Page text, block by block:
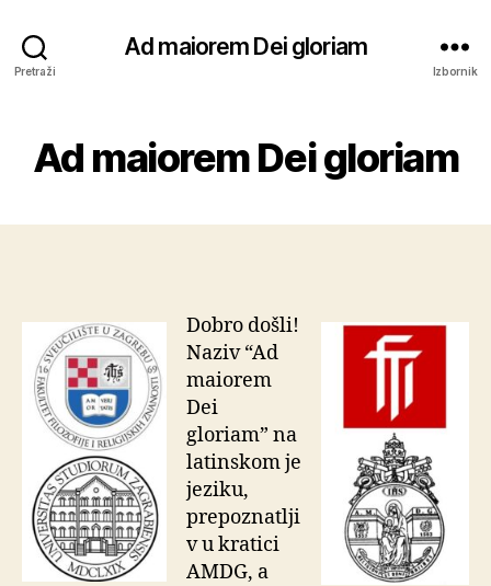
Pretraži
Ad maiorem Dei gloriam
Izbornik
Ad maiorem Dei gloriam
Dobro došli!
Naziv “Ad
maiorem
Dei
gloriam” na
latinskom je
jeziku,
prepoznatlji
v u kratici
AMDG, a